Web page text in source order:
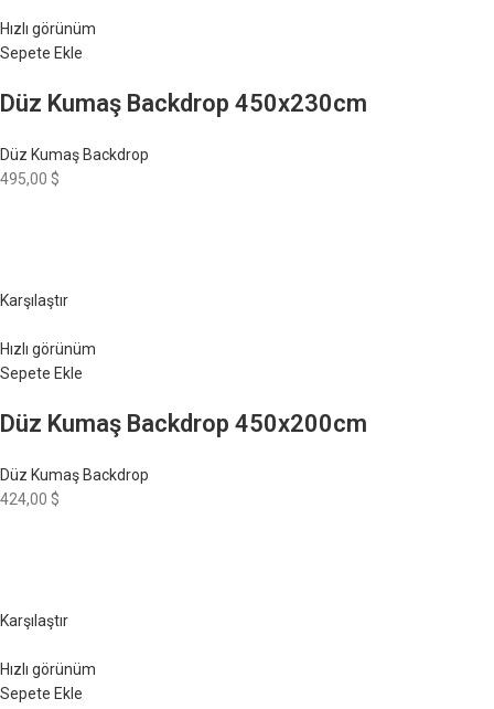
Hızlı görünüm
Sepete Ekle
Düz Kumaş Backdrop 450x230cm
Düz Kumaş Backdrop
495,00 $
Karşılaştır
Hızlı görünüm
Sepete Ekle
Düz Kumaş Backdrop 450x200cm
Düz Kumaş Backdrop
424,00 $
Karşılaştır
Hızlı görünüm
Sepete Ekle